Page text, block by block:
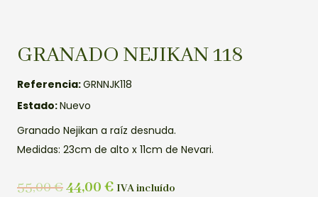
GRANADO NEJIKAN 118
Referencia:GRNNJK118
Estado:Nuevo
Granado Nejikan a raíz desnuda.
Medidas: 23cm de alto x 11cm de Nevari.
55,00€44,00 € IVA incluído